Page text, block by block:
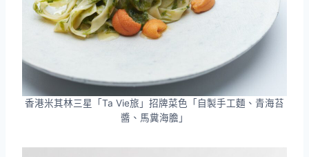
香港米其林三星「Ta Vie旅」招牌菜色「自製手工麵、青海苔
醬、馬糞海膽」